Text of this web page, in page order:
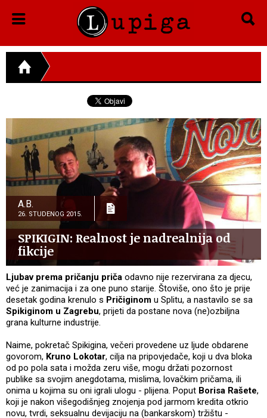
A.B.
26. STUDENOG 2015.
SPIKIGIN: Realnost je nadrealnija od
fikcije
Ljubav prema pričanju priča odavno nije rezervirana za djecu,
već je zanimacija i za one puno starije. Štoviše, ono što je prije
desetak godina krenulo s Pričiginom u Splitu, a nastavilo se sa
Spikiginom u Zagrebu, prijeti da postane nova (ne)ozbiljna
grana kulturne industrije.
Naime, pokretač Spikigina, večeri provedene uz ljude obdarene
govorom, Kruno Lokotar, cilja na pripovjedače, koji u dva bloka
od po pola sata i možda zeru više, mogu držati pozornost
publike sa svojim anegdotama, mislima, lovačkim pričama, ili
onima u kojima su oni igrali ulogu - plijena. Poput Borisa Rašete,
koji je nakon višegodišnjeg znojenja pod jarmom kredita otkrio
novu, tvrdi, seksualnu devijaciju na (bankarskom) tržištu -